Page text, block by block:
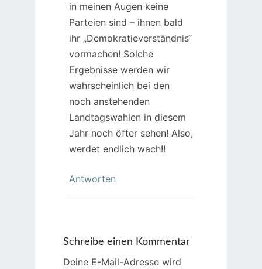
in meinen Augen keine
Parteien sind – ihnen bald
ihr „Demokratieverständnis“
vormachen! Solche
Ergebnisse werden wir
wahrscheinlich bei den
noch anstehenden
Landtagswahlen in diesem
Jahr noch öfter sehen! Also,
werdet endlich wach!!
Antworten
Schreibe einen Kommentar
Deine E-Mail-Adresse wird